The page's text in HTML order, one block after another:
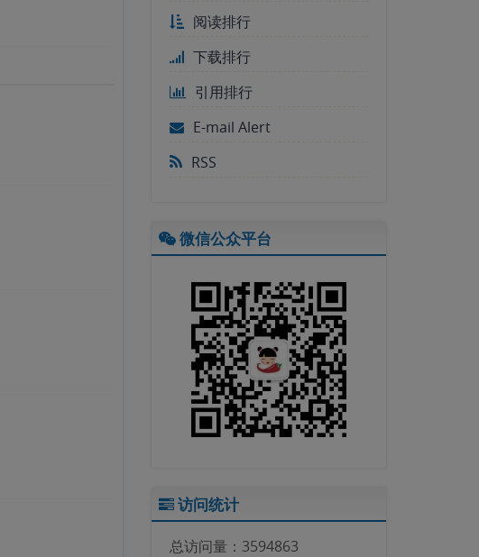
阅读排行
下载排行
引用排行
E-mail Alert
RSS
微信公众平台
访问统计
总访问量： 3594863